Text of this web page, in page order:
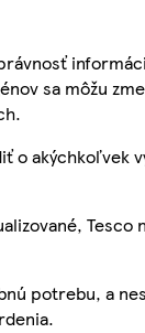
sa môžu
o akýchkoľvek
potrebu, a